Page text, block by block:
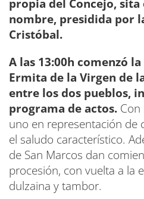
propia del Concejo, sita
nombre, presidida por
Cristóbal.
A las 13:00h comenzó
Ermita de la Virgen de
entre los dos pueblos,
programa de actos. Con
uno en representación de
el saludo característico.
de San Marcos dan
procesión, con vuelta a la
dulzaina y tambor.